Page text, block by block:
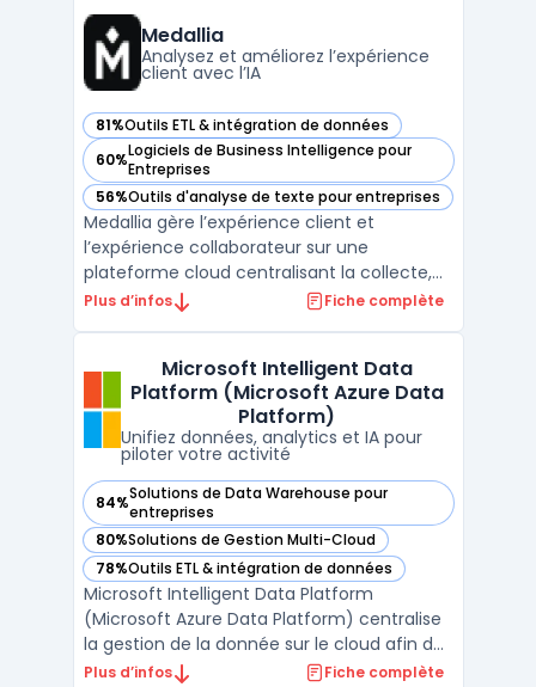
Medallia
Analysez et améliorez l’expérience
client avec l’IA
81%Outils ETL & intégration de données
— voir Medallia dans cette catégorie
60%Logiciels de Business Intelligence pour
Entreprises
— voir Medallia dans cette catégorie
56%Outils d'analyse de texte pour entreprises
— voir Medallia dans cette catégorie
Medallia gère l’expérience client et
l’expérience collaborateur sur une
plateforme cloud centralisant la collecte,
l'analyse et l'action sur différents types de
internes pilotent ainsi la qualité des
interactions en temps r ...
Plus d’infos Fiche complète
Microsoft Intelligent Data
Platform (Microsoft Azure Data
Platform)
Unifiez données, analytics et IA pour
piloter votre activité
84%Solutions de Data Warehouse pour
entreprises
— voir Microsoft Intelligent Data Platform (Microsoft
80%Solutions de Gestion Multi-Cloud
— voir Microsoft Intelligent Data Platform (Microsoft
78%Outils ETL & intégration de données
— voir Microsoft Intelligent Data Platform (Microsoft
Microsoft Intelligent Data Platform
(Microsoft Azure Data Platform) centralise
la gestion de la donnée sur le cloud afin de
limiter la fragmentation des systèmes et
Plus d’infos Fiche complète